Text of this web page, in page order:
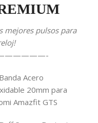
mejores pulsos para
Acero
20mm para
Amazfit GTS